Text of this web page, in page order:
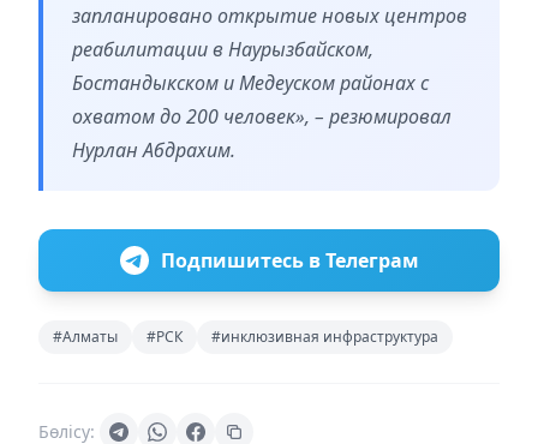
запланировано открытие новых центров
реабилитации в Наурызбайском,
Бостандыкском и Медеуском районах с
охватом до 200 человек», – резюмировал
Нурлан Абдрахим.
Подпишитесь в Телеграм
#Алматы #РСК #инклюзивная инфраструктура
Бөлісу: